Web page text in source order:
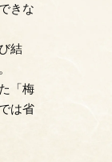
きな
結
「梅
は省